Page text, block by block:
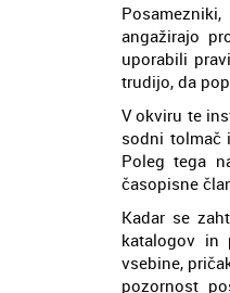
angažirajo
uporabili
trudijo, da
V okviru te
sodni tolmač
Poleg tega
časopisne
Kadar se
katalogov in
vsebine,
pozornost